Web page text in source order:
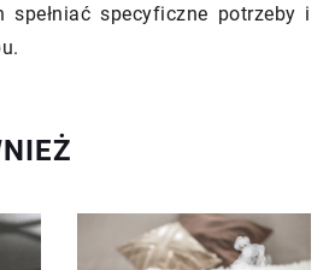
spełniać specyficzne potrzeby i